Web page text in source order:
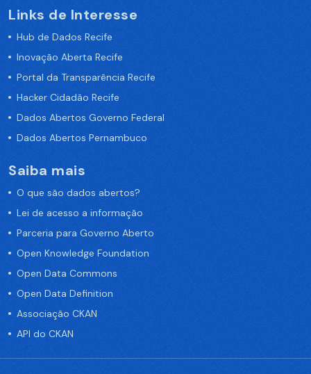
Links de Interesse
Hub de Dados Recife
Inovação Aberta Recife
Portal da Transparência Recife
Hacker Cidadão Recife
Dados Abertos Governo Federal
Dados Abertos Pernambuco
Saiba mais
O que são dados abertos?
Lei de acesso a informação
Parceria para Governo Aberto
Open Knowledge Foundation
Open Data Commons
Open Data Definition
Associação CKAN
API do CKAN